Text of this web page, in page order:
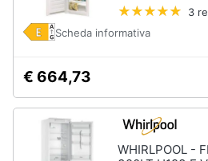
Festività
e
Promozioni
3
Scheda informativa
€ 664,73
WHIRLPOOL -